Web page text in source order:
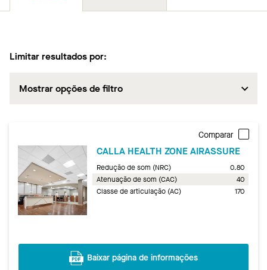
Limitar resultados por:
Mostrar opções de filtro
Comparar
CALLA HEALTH ZONE AIRASSURE
Redução de som (NRC)
0.80
Atenuação de som (CAC)
40
Classe de articulação (AC)
170
Baixar página de informações